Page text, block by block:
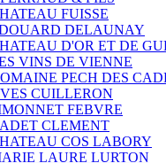
FUISSE
DELAUNAY
D'OR ET DE
VINS DE VIENNE
PECH DES
CUILLERON
FEBVRE
CLEMENT
COS LABORY
LAURE LURTON